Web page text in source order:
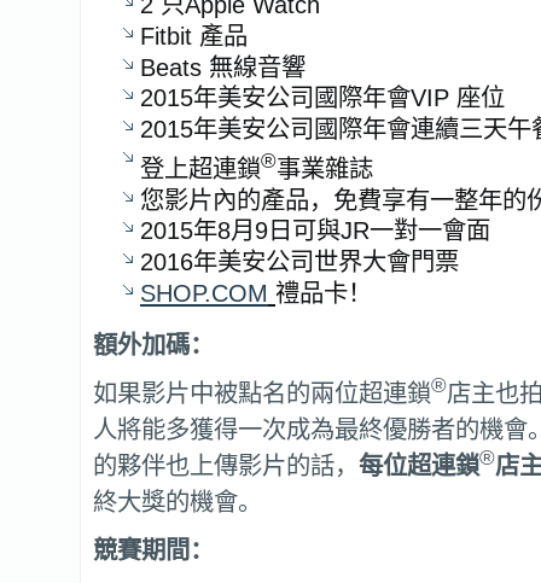
Fitbit 產品
Beats 無線音響
2015年美安公司國際年會VIP 座位
2015年美安公司國際年會連續三天午
登上超連鎖®事業雜誌
您影片內的產品，免費享有一整年的
2015年8月9日可與JR一對一會面
2016年美安公司世界大會門票
SHOP.COM 禮品卡！
額外加碼：
如果影片中被點名的兩位超連鎖®店主也
人將能多獲得一次成為最終優勝者的機會
的夥伴也上傳影片的話， 每位超連鎖®店
終大獎的機會。
競賽期間：